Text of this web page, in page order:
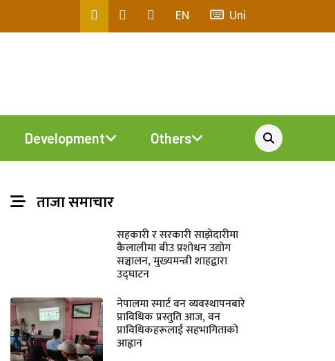
EN Uni
Development Others
ताजा समाचार
सहकारी र सरकारी साझेदारीमा
कैलालीमा बीउ प्रशोधन उद्योग
सञ्चालन, मुख्यमन्त्री शाहद्वारा
उद्घाटन
नेपालमा स्मार्ट वन व्यवस्थापनबारे
प्राविधिक प्रस्तुति आज, वन
प्राविधिकहरूलाई सहभागिताको
आह्वान